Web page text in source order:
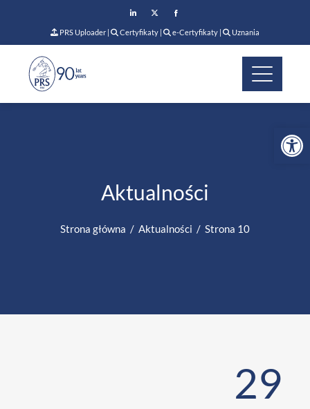
PRS Uploader | Certyfikaty | e-Certyfikaty | Uznania
Aktualności
Strona główna Aktualności Strona 10
29